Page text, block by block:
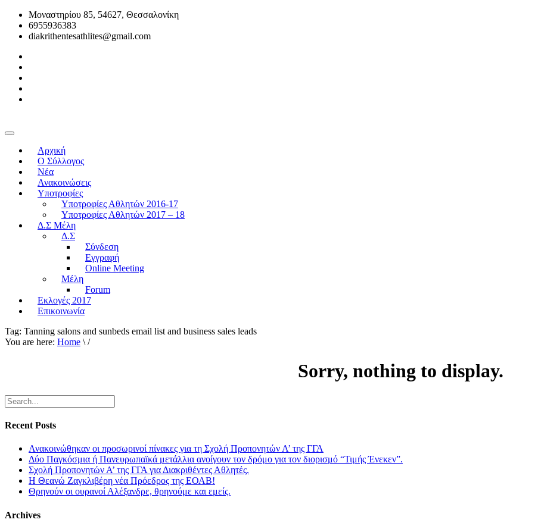
Μοναστηρίου 85, 54627, Θεσσαλονίκη
6955936383
diakrithentesathlites@gmail.com
Αρχική
O Σύλλογος
Νέα
Ανακοινώσεις
Υποτροφίες
Υποτροφίες Αθλητών 2016-17
Υποτροφίες Αθλητών 2017 – 18
Δ.Σ Μέλη
Δ.Σ
Σύνδεση
Εγγραφή
Online Meeting
Μέλη
Forum
Εκλογές 2017
Επικοινωνία
Tag: Tanning salons and sunbeds email list and business sales leads
You are here: Home \ /
Sorry, nothing to display.
Recent Posts
Ανακοινώθηκαν οι προσωρινοί πίνακες για τη Σχολή Προπονητών Α’ της ΓΓΑ
Δύο Παγκόσμια ή Πανευρωπαϊκά μετάλλια ανοίγουν τον δρόμο για τον διορισμό “Τιμής Ένεκεν”.
Σχολή Προπονητών Α’ της ΓΓΑ για Διακριθέντες Αθλητές.
Η Θεανώ Ζαγκλιβέρη νέα Πρόεδρος της ΕΟΑΒ!
Θρηνούν οι ουρανοί Αλέξανδρε, θρηνούμε και εμείς.
Archives